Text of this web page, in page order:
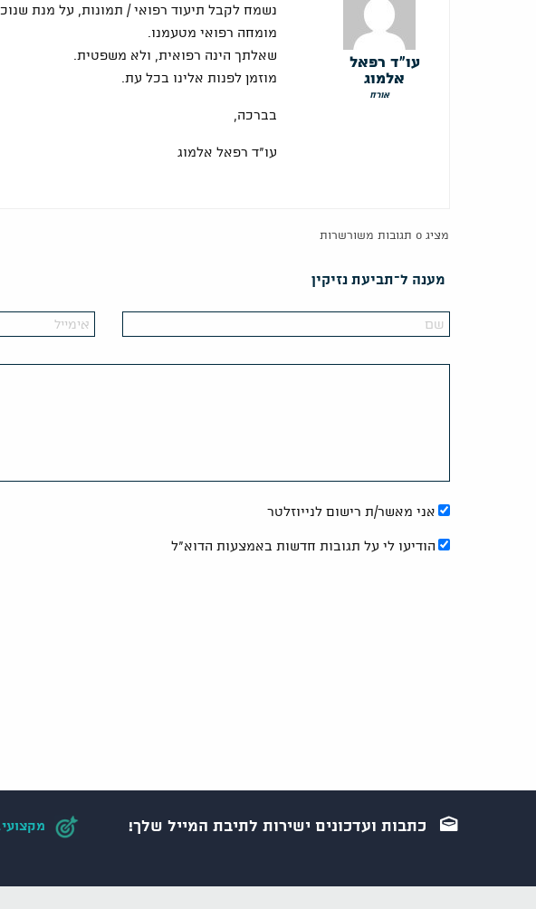
עו"ד רפאל
אלמוג
אורח
נשמח לקבל תיעוד רפואי / תמונות, על מנת
מומחה רפואי מטעמנו.
שאלתך הינה רפואית, ולא משפטית.
מוזמן לפנות אלינו בכל עת.
בברכה,
עו"ד רפאל אלמוג
מציג 0 תגובות משורשרות
מענה ל־תביעת נזיקין
אני מאשר/ת רישום לנייוזלטר
הודיעו לי על תגובות חדשות באמצעות הדוא"ל
כתבות ועדכונים ישירות לתיבת המייל שלך!